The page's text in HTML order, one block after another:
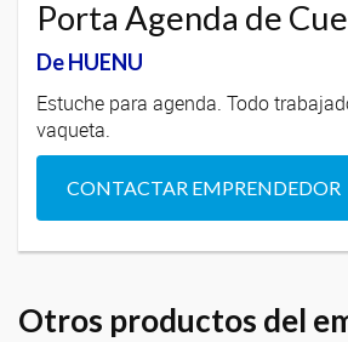
Porta Agenda de
De HUENU
Estuche para agenda. Todo
vaqueta.
CONTACTAR EMPRENDEDOR
Otros productos del